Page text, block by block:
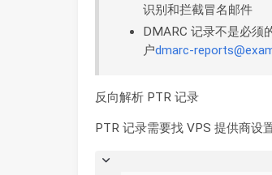
识别和拦截冒名邮件
DMARC 记录不是必须
户dmarc-
反向解析 PTR 记录
PTR 记录需要找 VPS 提供商设